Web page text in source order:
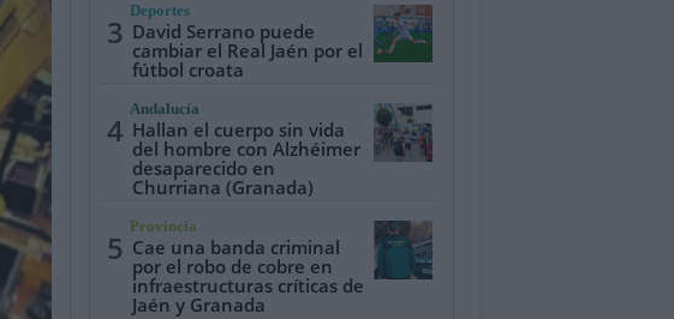
3
Deportes
David Serrano puede
cambiar el Real Jaén por el
fútbol croata
4
Andalucía
Hallan el cuerpo sin vida
del hombre con Alzhéimer
desaparecido en
Churriana (Granada)
5
Provincia
Cae una banda criminal
por el robo de cobre en
infraestructuras críticas de
Jaén y Granada